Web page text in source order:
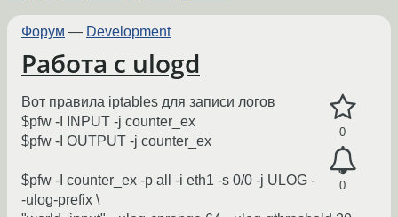
Форум — Development
Работа с ulogd
0
0
Вот правила iptables для записи логов
$pfw -I INPUT -j counter_ex
$pfw -I OUTPUT -j counter_ex
$pfw -I counter_ex -p all -i eth1 -s 0/0 -j ULOG -
-ulog-prefix \